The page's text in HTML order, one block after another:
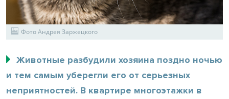
Фото Андрея Заржецкого
Животные разбудили хозяина поздно ночью
и тем самым уберегли его от серьезных
неприятностей. В квартире многоэтажки в